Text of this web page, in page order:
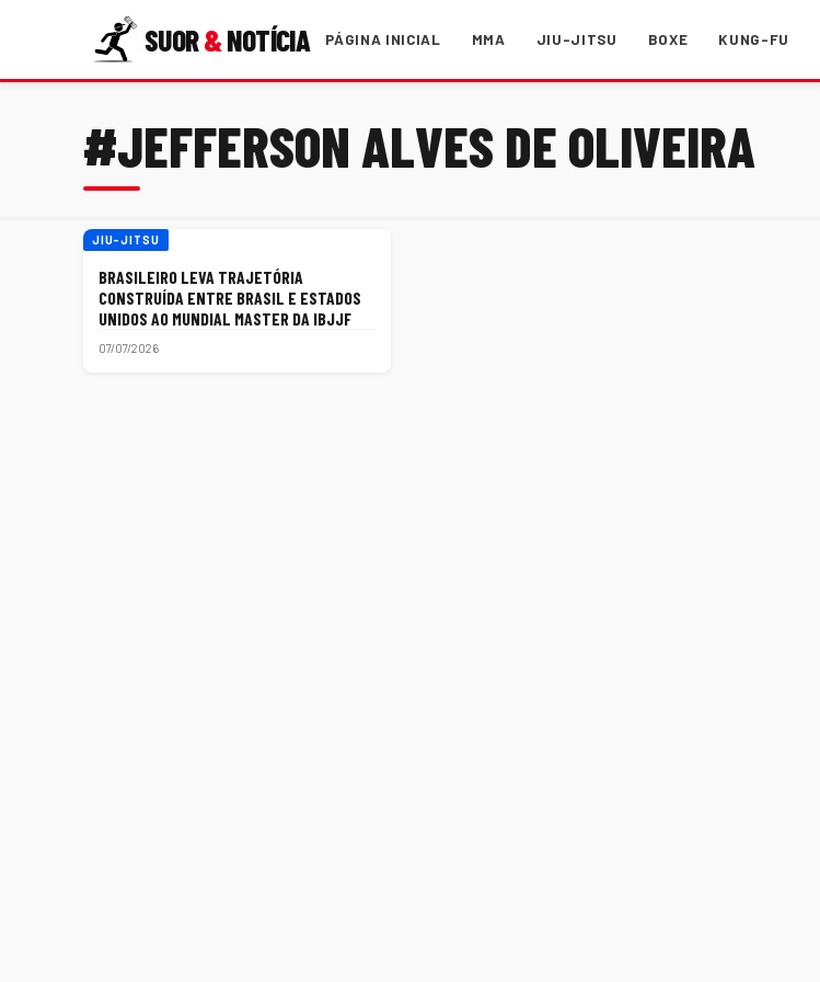
SUOR&NOTÍCIA PÁGINA INICIAL MMA JIU-JITSU BOXE KUNG-FU
#JEFFERSON ALVES DE OLIVEIRA
JIU-JITSU
BRASILEIRO LEVA TRAJETÓRIA
CONSTRUÍDA ENTRE BRASIL E ESTADOS
UNIDOS AO MUNDIAL MASTER DA IBJJF
07/07/2026